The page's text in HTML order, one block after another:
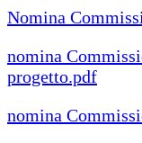
Nomina
nomina
progetto.pdf
nomina